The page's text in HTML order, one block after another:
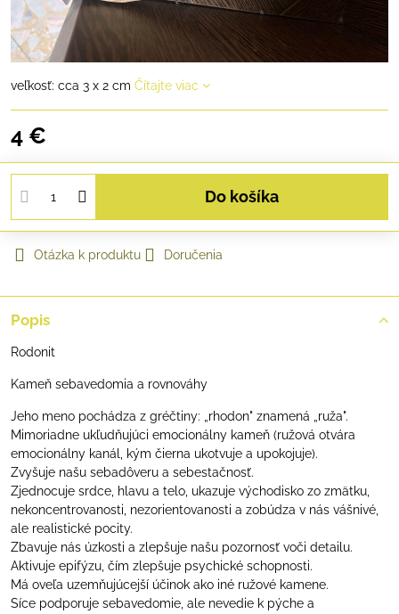
veľkosť: cca 3 x 2 cm Čítajte viac
4 €
Do košíka
Otázka k produktu Doručenia
Popis
Rodonit
Kameň sebavedomia a rovnováhy
Jeho meno pochádza z gréčtiny: „rhodon" znamená „ruža".
Mimoriadne ukľudňujúci emocionálny kameň (ružová otvára
emocionálny kanál, kým čierna ukotvuje a upokojuje).
Zvyšuje našu sebadôveru a sebestačnosť.
Zjednocuje srdce, hlavu a telo, ukazuje východisko zo zmätku,
nekoncentrovanosti, nezorientovanosti a zobúdza v nás vášnivé,
ale realistické pocity.
Zbavuje nás úzkosti a zlepšuje našu pozornosť voči detailu.
Aktivuje epifýzu, čím zlepšuje psychické schopnosti.
Má oveľa uzemňujúcejší účinok ako iné ružové kamene.
Síce podporuje sebavedomie, ale nevedie k pýche a